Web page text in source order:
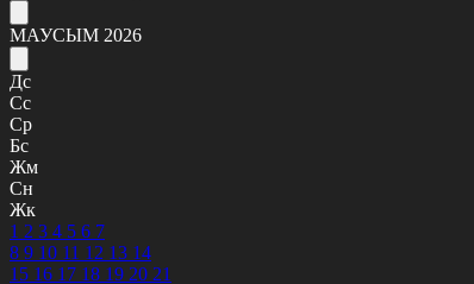
МАУСЫМ 2026
Дс
Сс
Ср
Бс
Жм
Сн
Жк
1 2 3 4 5 6 7
8 9 10 11 12 13 14
15 16 17 18 19 20 21